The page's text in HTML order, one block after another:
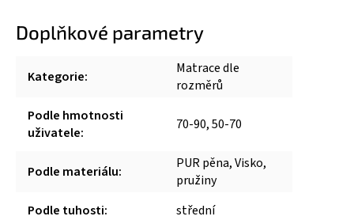
Doplňkové parametry
Kategorie:
Matrace dle
rozměrů
Podle hmotnosti
uživatele: 70-90, 50-70
Podle materiálu:
PUR pěna, Visko,
pružiny
Podle tuhosti: střední